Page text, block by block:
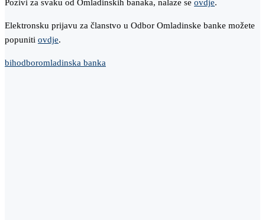
Pozivi za svaku od Omladinskih banaka, nalaze se ovdje.
Elektronsku prijavu za članstvo u Odbor Omladinske banke možete
popuniti ovdje.
bihodboromladinska banka